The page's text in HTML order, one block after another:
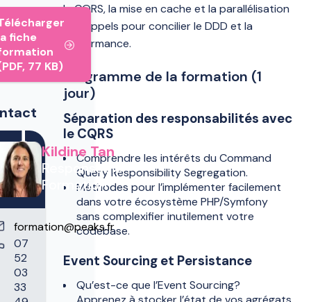
le CQRS, la mise en cache et la parallélisation
des appels pour concilier le DDD et la
performance.
Programme de la formation (1
jour)
Séparation des responsabilités avec
le CQRS
Comprendre les intérêts du Command
Query Responsibility Segregation.
Méthodes pour l’implémenter facilement
dans votre écosystème PHP/Symfony
sans complexifier inutilement votre
codebase.
Event Sourcing et Persistance
Qu’est-ce que l’Event Sourcing?
fiche
77 KB)
Kildine Tan
Responsable
Formation
formation@peaks.fr
07
52
03
33